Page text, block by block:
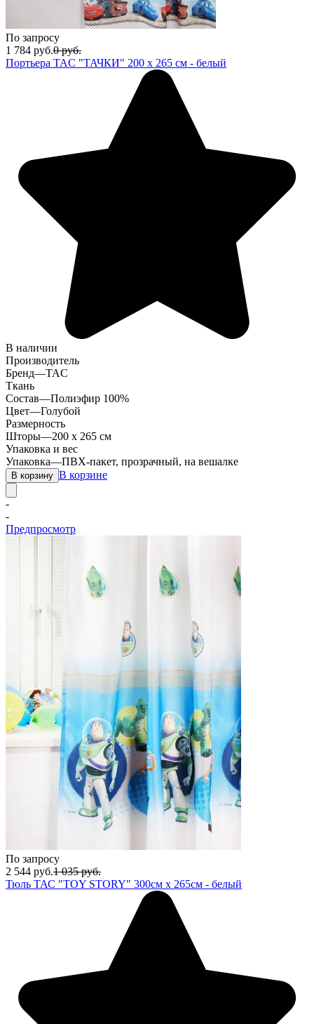
По запросу
1 784 руб.0 руб.
Портьера TAC "ТАЧКИ" 200 х 265 см - белый
В наличии
Производитель
Бренд—TAC
Ткань
Состав—Полиэфир 100%
Цвет—Голубой
Размерность
Шторы—200 х 265 см
Упаковка и вес
Упаковка—ПВХ-пакет, прозрачный, на вешалке
В корзину В корзине
-
-
Предпросмотр
По запросу
2 544 руб.1 035 руб.
Тюль ТАС "TOY STORY" 300см х 265см - белый